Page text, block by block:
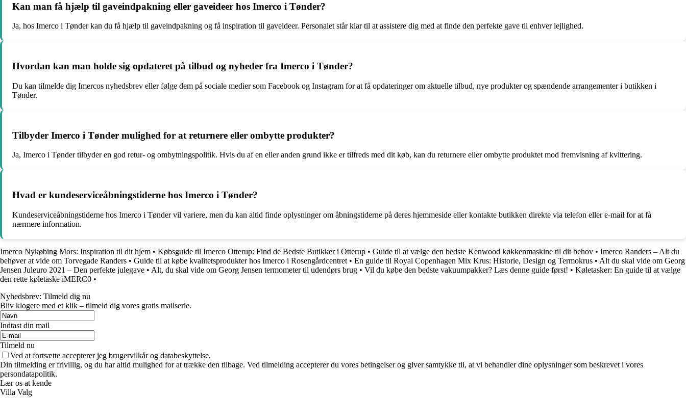
Kan man få hjælp til gaveindpakning eller gaveideer hos Imerco i Tønder?
Ja, hos Imerco i Tønder kan du få hjælp til gaveindpakning og få inspiration til gaveideer. Personalet står klar til at assistere dig med at finde den perfekte gave til enhver lejlighed.
Hvordan kan man holde sig opdateret på tilbud og nyheder fra Imerco i Tønder?
Du kan tilmelde dig Imercos nyhedsbrev eller følge dem på sociale medier som Facebook og Instagram for at få opdateringer om aktuelle tilbud, nye produkter og spændende arrangementer i butikken i
Tønder.
Tilbyder Imerco i Tønder mulighed for at returnere eller ombytte produkter?
Ja, Imerco i Tønder tilbyder en god retur- og ombytningspolitik. Hvis du af en eller anden grund ikke er tilfreds med dit køb, kan du returnere eller ombytte produktet mod fremvisning af kvittering.
Hvad er kundeserviceåbningstiderne hos Imerco i Tønder?
Kundeserviceåbningstiderne hos Imerco i Tønder vil variere, men du kan altid finde oplysninger om åbningstiderne på deres hjemmeside eller kontakte butikken direkte via telefon eller e-mail for at få
nærmere information.
Imerco Nykøbing Mors: Inspiration til dit hjem • Købsguide til Imerco Otterup: Find de Bedste Butikker i Otterup • Guide til at vælge den bedste Kenwood køkkenmaskine til dit behov • Imerco Randers – Alt du
behøver at vide om Torvegade Randers • Guide til at købe kvalitetsprodukter hos Imerco i Rosengårdcentret • En guide til Royal Copenhagen Mix Krus: Historie, Design og Termokrus • Alt du skal vide om Georg
Jensen Juleuro 2021 – Den perfekte julegave • Alt, du skal vide om Georg Jensen termometer til udendørs brug • Vil du købe den bedste vakuumpakker? Læs denne guide først! • Køletasker: En guide til at vælge
den rette køletaske iMERC0 •
Nyhedsbrev: Tilmeld dig nu
Bliv klogere med et klik – tilmeld dig vores gratis mailserie.
Indtast din mail
Tilmeld nu
Ved at fortsætte accepterer jeg brugervilkår og databeskyttelse.
Din tilmelding er frivillig, og du har altid mulighed for at trække den tilbage. Ved tilmelding accepterer du vores betingelser og giver samtykke til, at vi behandler dine oplysninger som beskrevet i vores
persondatapolitik.
Lær os at kende
Villa Valg